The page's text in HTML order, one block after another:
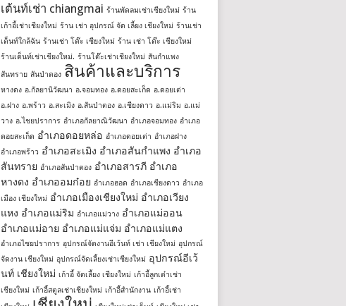
เต้นท์เช่า chiangmai ร้านพัดลมเช่าเชียงใหม่ ร้าน
เก้าอี้เช่าเชียงใหม่ ร้าน เช่า อุปกรณ์ จัด เลี้ยง เชียงใหม่ ร้านเช่า
เต็นท์ใกล้ฉัน ร้านเช่า โต๊ะ เชียงใหม่ ร้าน เช่า โต๊ะ เชียงใหม่
ร้านเต็นท์เช่าเชียงใหม่. ร้านโต๊ะเช่าเชียงใหม่ สันกำแพง
สันทราย สันป่าตอง สินค้าและบริการ
หางดง อ.กัลยานิวัฒนา อ.จอมทอง อ.ดอยสะเก็ด อ.ดอยเต่า
อ.ฝาง อ.พร้าว อ.สะเมิง อ.สันป่าตอง อ.เชียงดาว อ.แม่ริม อ.แม่
วาง อ.ไชยปราการ อำเภอกัลยาณิวัฒนา อำเภอจอมทอง อำเภอ
ดอยสะเก็ด อำเภอดอยหล่อ อำเภอดอยเต่า อำเภอฝาง
อำเภอพร้าว อำเภอสะเมิง อำเภอสันกำแพง อำเภอ
สันทราย อำเภอสันป่าตอง อำเภอสารภี อำเภอ
หางดง อำเภออมก๋อย อำเภอฮอด อำเภอเชียงดาว อำเภอ
เมือง เชียงใหม่ อำเภอเมืองเชียงใหม่ อำเภอเวียง
แหง อำเภอแม่ริม อำเภอแม่วาง อำเภอแม่ออน
อำเภอแม่อาย อำเภอแม่แจ่ม อำเภอแม่แตง
อำเภอไชยปราการ อุปกรณ์จัดงานอีเว้นท์ เช่า เชียงใหม่ อุปกรณ์
จัดงาน เชียงใหม่ อุปกรณ์จัดเลี้ยงเช่าเชียงใหม่ อุปกรณ์อีเว้
นท์ เชียงใหม่ เก้าอี้ จัดเลี้ยง เชียงใหม่ เก้าอี้ลูกเต๋าเช่า
เชียงใหม่ เก้าอี้สตูลเช่าเชียงใหม่ เก้าอี้สํานักงาน เก้าอี้เช่า